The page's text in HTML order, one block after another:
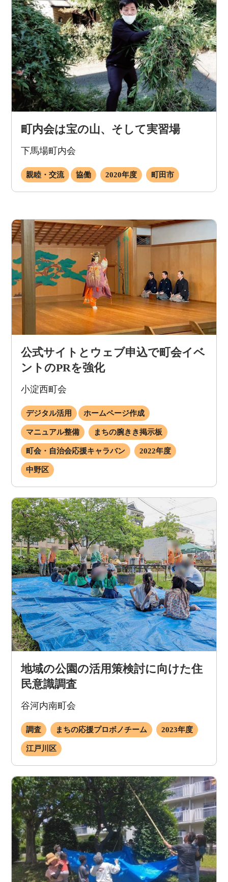
町内会は宝の山、そして実習場
下馬場町内会
親睦・交流 協働 2020年度 町田市
公式サイトとウェブ申込で町会イベ
ントのPRを強化
小淀西町会
デジタル活用 ホームページ作成
マニュアル整備 まちの腕きき掲示板
町会・自治会応援キャラバン 2022年度
中野区
地域の公園の活用策検討に向けた住
民意識調査
谷河内南町会
調査 まちの応援プロボノチーム 2023年度
江戸川区